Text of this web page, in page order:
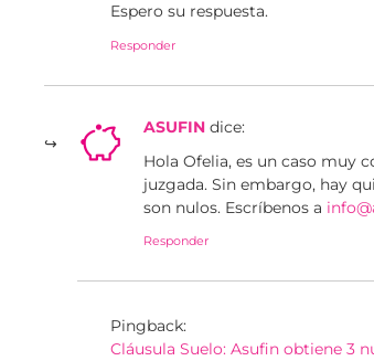
Espero su respuesta.
Responder
ASUFIN dice:
Hola Ofelia, es un caso muy
juzgada. Sin embargo, hay
son nulos. Escríbenos a
Responder
Pingback:
Cláusula Suelo: Asufin obtiene 3